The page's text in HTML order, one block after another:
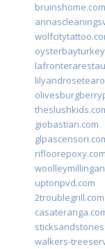
bruinshome.com
giobastian.com
rifloorepoxy.com
uptonpvd.com
2troublegrill.com
walkers-